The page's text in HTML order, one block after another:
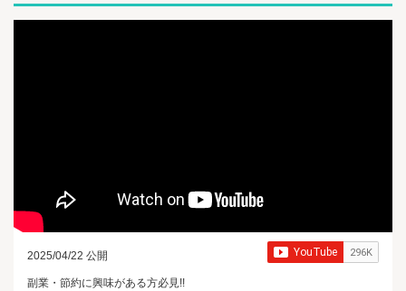
2025/04/22 公開
副業・節約に興味がある方必見!!